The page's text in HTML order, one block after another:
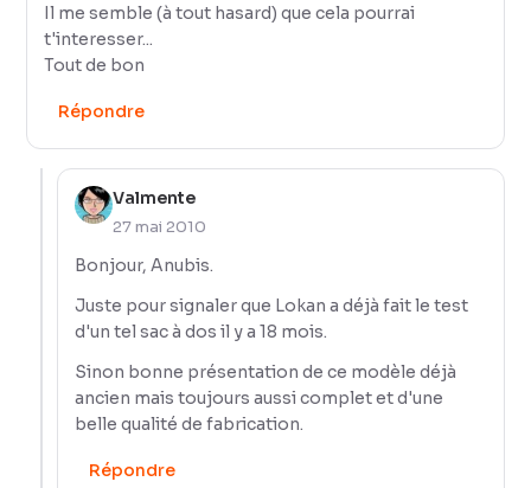
Il me semble (à tout hasard) que cela pourrai
t'interesser...
Tout de bon
Répondre
Valmente
27 mai 2010
Bonjour, Anubis.
Juste pour signaler que Lokan a déjà fait le test
d'un tel sac à dos il y a 18 mois.
Sinon bonne présentation de ce modèle déjà
ancien mais toujours aussi complet et d'une
belle qualité de fabrication.
Répondre